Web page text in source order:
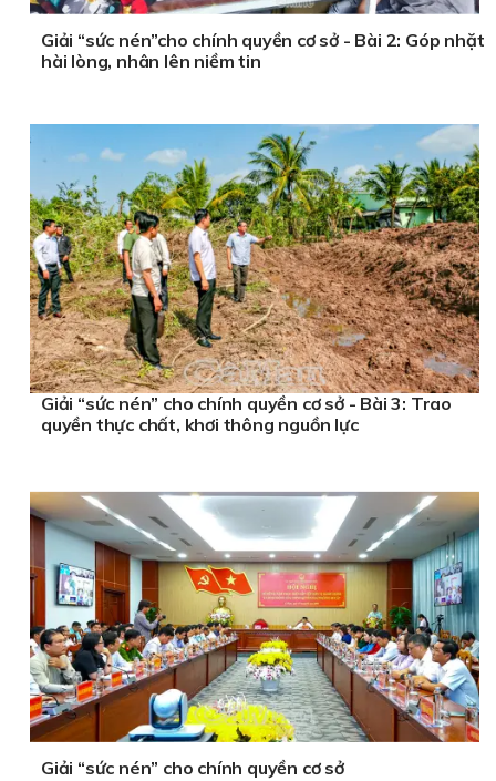
Giải “sức nén”cho chính quyền cơ sở - Bài 2: Góp nhặt
hài lòng, nhân lên niềm tin
Giải “sức nén” cho chính quyền cơ sở - Bài 3: Trao
quyền thực chất, khơi thông nguồn lực
Giải “sức nén” cho chính quyền cơ sở